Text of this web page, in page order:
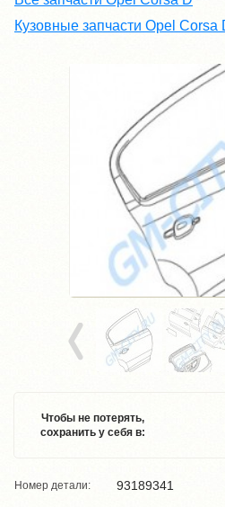
Кузовные запчасти Opel Corsa
Чтобы не потерять,
сохранить у себя в:
Номер детали: 93189341